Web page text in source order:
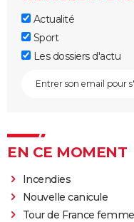
Actualité
Sport
Les dossiers d'actu
EN CE MOMENT
Incendies
Nouvelle canicule
Tour de France